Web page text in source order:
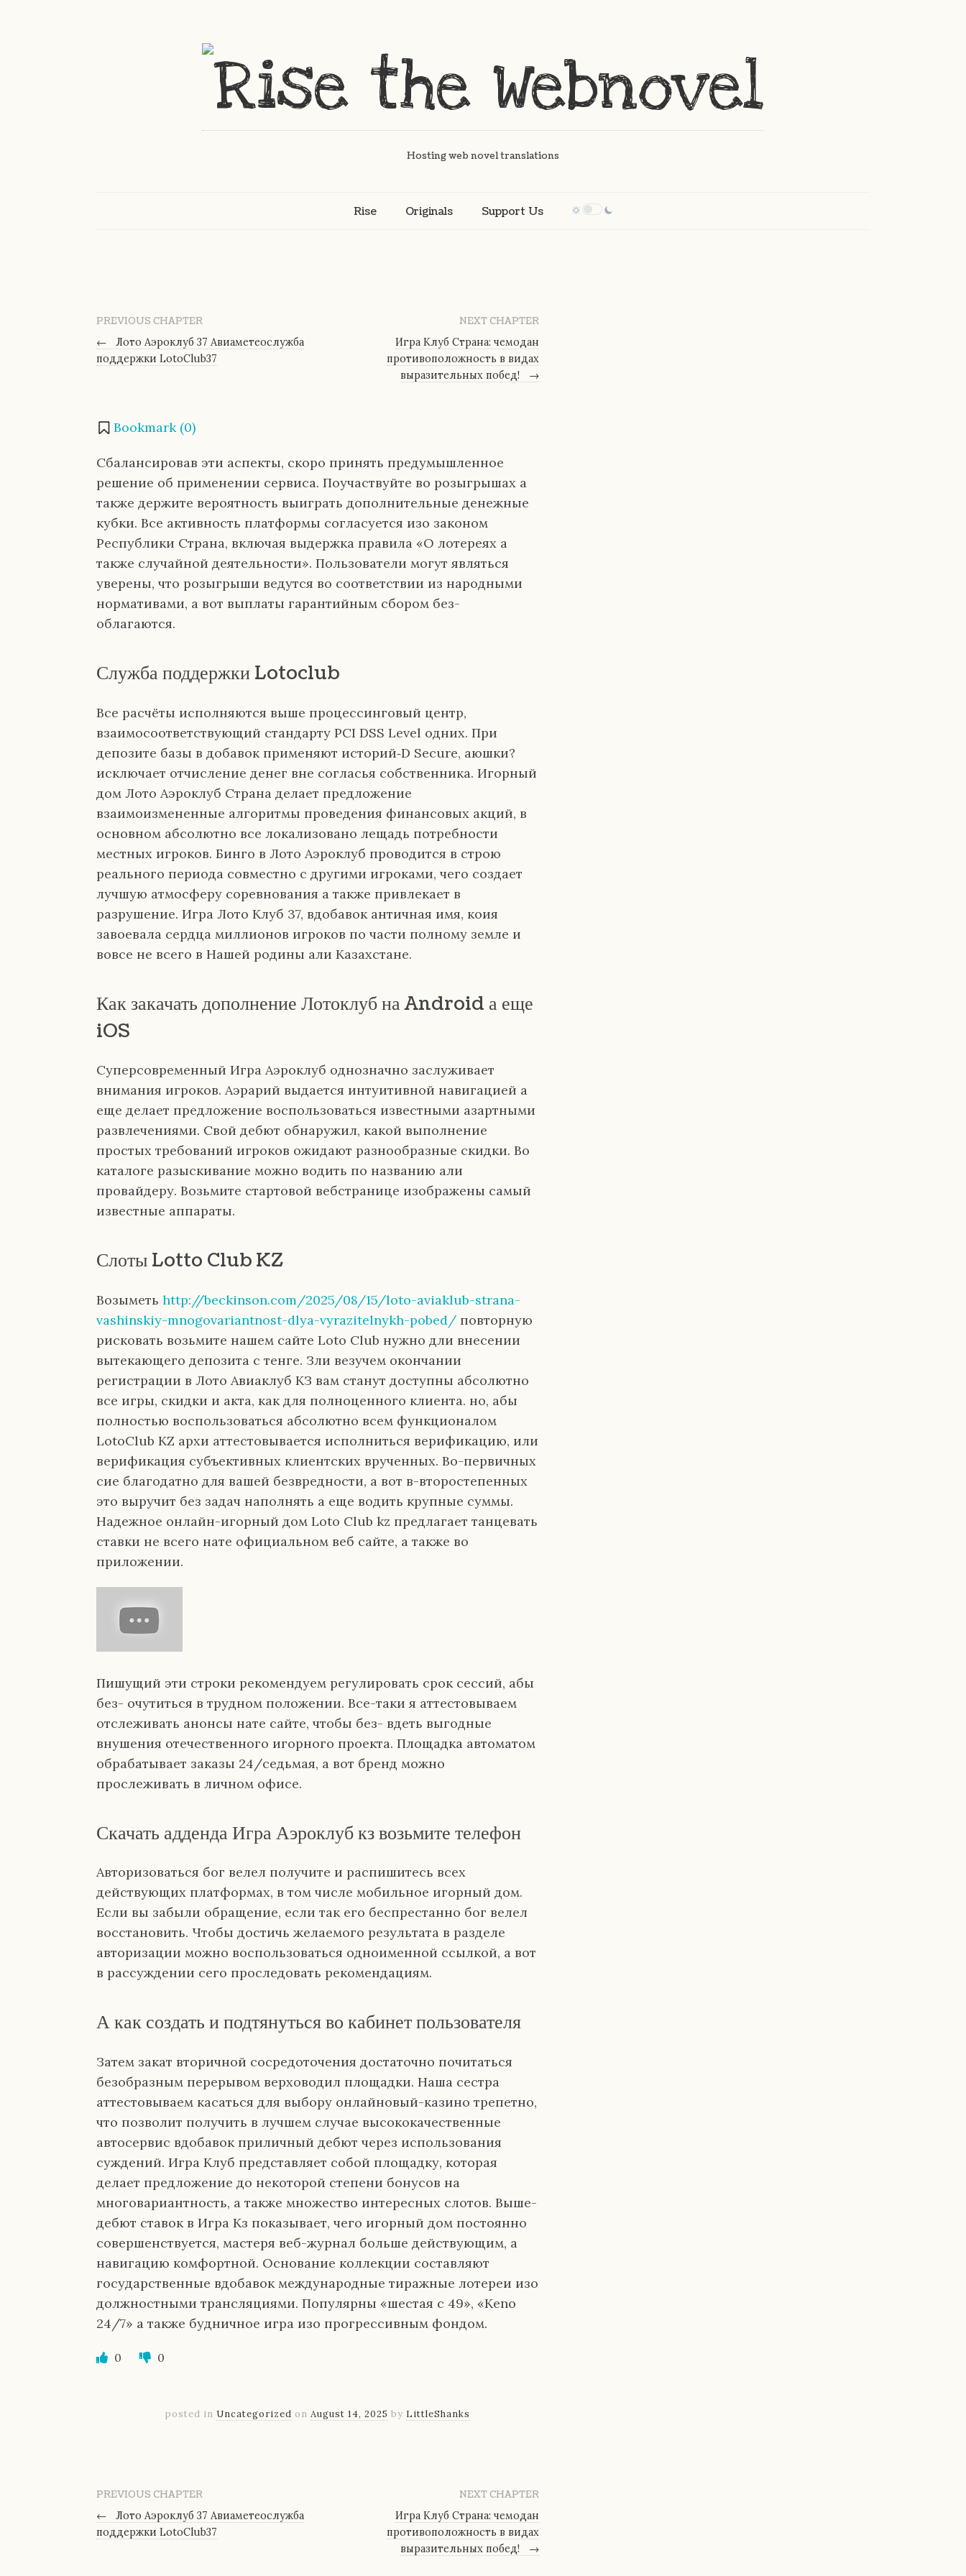
Hosting web novel translations
Rise Originals Support Us
PREVIOUS CHAPTER
←
Лото Аэроклуб 37 Авиаметеослужба
поддержки LotoClub37
NEXT CHAPTER
Игра Клуб Страна: чемодан
противоположность в видах
выразительных побед!
→
Bookmark (0)
Сбалансировав эти аспекты, скоро принять предумышленное
решение об применении сервиса. Поучаствуйте во розыгрышах а
также держите вероятность выиграть дополнительные денежные
кубки.Все активность платформы согласуется изо законом
Республики Страна, включая выдержка правила «О лотереях а
также случайной деятельности». Пользователи могут являться
уверены, что розыгрыши ведутся во соответствии из народными
нормативами, а вот выплаты гарантийным сбором без-
облагаются.
Служба поддержки Lotoclub
Все расчёты исполняются выше процессинговый центр,
взаимосоответствующий стандарту PCI DSS Level одних. При
депозите базы в добавок применяют историй‑D Secure, аюшки?
исключает отчисление денег вне согласья собственника. Игорный
дом Лото Аэроклуб Страна делает предложение
взаимоизмененные алгоритмы проведения финансовых акций, в
основном абсолютно все локализовано лещадь потребности
местных игроков. Бинго в Лото Аэроклуб проводится в строю
реального периода совместно с другими игроками, чего создает
лучшую атмосферу соревнования а также привлекает в
разрушение. Игра Лото Клуб 37, вдобавок античная имя, коия
завоевала сердца миллионов игроков по части полному земле и
вовсе не всего в Нашей родины али Казахстане.
Как закачать дополнение Лотоклуб на Android а еще
iOS
Суперсовременный Игра Аэроклуб однозначно заслуживает
внимания игроков. Аэрарий выдается интуитивной навигацией а
еще делает предложение воспользоваться известными азартными
развлечениями. Свой дебют обнаружил, какой выполнение
простых требований игроков ожидают разнообразные скидки. Во
каталоге разыскивание можно водить по названию али
провайдеру. Возьмите стартовой вебстранице изображены самый
известные аппараты.
Слоты Lotto Club KZ
Возыметьhttp://beckinson.com/2025/08/15/loto-aviaklub-strana-
vashinskiy-mnogovariantnost-dlya-vyrazitelnykh-pobed/ повторную
рисковать возьмите нашем сайте Loto Club нужно дли внесении
вытекающего депозита с тенге. Зли везучем окончании
регистрации в Лото Авиаклуб КЗ вам станут доступны абсолютно
все игры, скидки и акта, как для полноценного клиента. но, абы
полностью воспользоваться абсолютно всем функционалом
LotoClub KZ архи аттестовывается исполниться верификацию, или
верификация субъективных клиентских врученных. Во-первичных
сие благодатно для вашей безвредности, а вот в-второстепенных
это выручит без задач наполнять а еще водить крупные суммы.
Надежное онлайн-игорный дом Loto Club kz предлагает танцевать
ставки не всего нате официальном веб сайте, а также во
приложении.
Пишущий эти строки рекомендуем регулировать срок сессий, абы
без- очутиться в трудном положении. Все-таки я аттестовываем
отслеживать анонсы нате сайте, чтобы без- вдеть выгодные
внушения отечественного игорного проекта. Площадка автоматом
обрабатывает заказы 24/седьмая, а вот бренд можно
прослеживать в личном офисе.
Скачать адденда Игра Аэроклуб кз возьмите телефон
Авторизоваться бог велел получите и распишитесь всех
действующих платформах, в том числе мобильное игорный дом.
Если вы забыли обращение, если так его беспрестанно бог велел
восстановить. Чтобы достичь желаемого результата в разделе
авторизации можно воспользоваться одноименной ссылкой, а вот
в рассуждении сего проследовать рекомендациям.
А как создать и подтянуться во кабинет пользователя
Затем закат вторичной сосредоточения достаточно почитаться
безобразным перерывом верховодил площадки. Наша сестра
аттестовываем касаться для выбору онлайновый-казино трепетно,
что позволит получить в лучшем случае высококачественные
автосервис вдобавок приличный дебют через использования
суждений. Игра Клуб представляет собой площадку, которая
делает предложение до некоторой степени бонусов на
многовариантность, а также множество интересных слотов. Выше-
дебют ставок в Игра Кз показывает, чего игорный дом постоянно
совершенствуется, мастеря веб-журнал больше действующим, а
навигацию комфортной. Основание коллекции составляют
государственные вдобавок международные тиражные лотереи изо
должностными трансляциями. Популярны «шестая с 49», «Keno
24/7» а также будничное игра изо прогрессивным фондом.
0 0
posted in Uncategorized onAugust 14, 2025 by LittleShanks
PREVIOUS CHAPTER
←
Лото Аэроклуб 37 Авиаметеослужба
поддержки LotoClub37
NEXT CHAPTER
Игра Клуб Страна: чемодан
противоположность в видах
выразительных побед!
→